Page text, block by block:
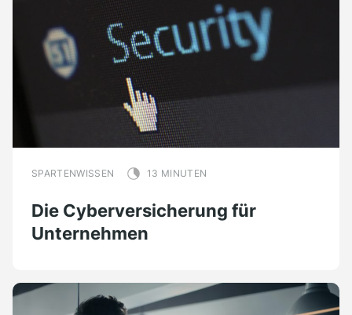
SPARTENWISSEN 13 MINUTEN
Die Cyberversicherung für
Unternehmen